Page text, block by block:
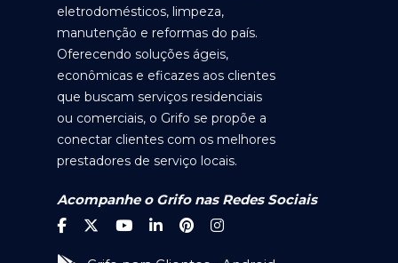
eletrodomésticos, limpeza,
manutenção e reformas do país.
Oferecendo soluções ágeis,
econômicas e eficazes aos clientes
que buscam serviços residenciais
ou comerciais, o Grifo se propõe a
conectar clientes com os melhores
prestadores de serviço locais.
Acompanhe o Grifo nas Redes Sociais